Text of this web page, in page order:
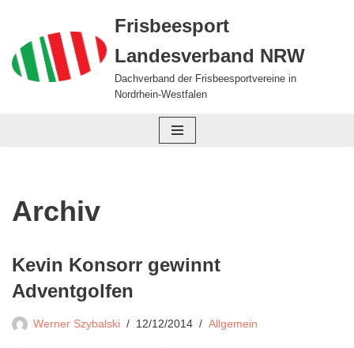
Zum
Inhalt
springen
Frisbeesport
Landesverband NRW
Dachverband der Frisbeesportvereine in
Nordrhein-Westfalen
Archiv
Kevin Konsorr gewinnt
Adventgolfen
Werner Szybalski 12/12/2014 Allgemein